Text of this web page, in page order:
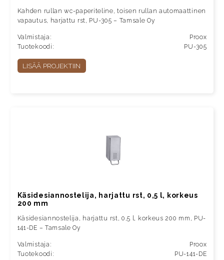
Kahden rullan wc-paperiteline, toisen rullan automaattinen
vapautus, harjattu rst, PU-305 – Tamsale Oy
Valmistaja:
Proox
Tuotekoodi:
PU-305
LISÄÄ PROJEKTIIN
Käsidesiannostelija, harjattu rst, 0,5 l, korkeus
200 mm
Käsidesiannostelija, harjattu rst, 0,5 l, korkeus 200 mm, PU-
141-DE – Tamsale Oy
Valmistaja:
Proox
Tuotekoodi:
PU-141-DE